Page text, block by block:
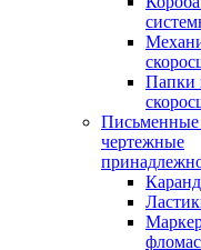
Папки
Письменные
чертежные